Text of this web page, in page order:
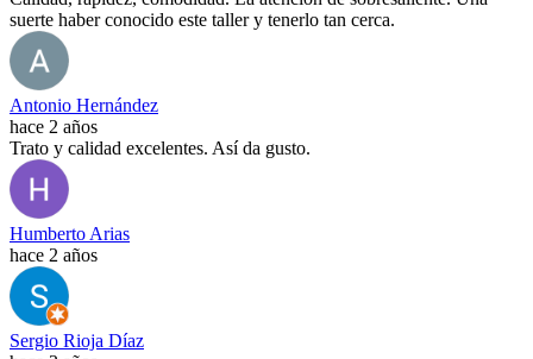
suerte haber conocido este taller y tenerlo tan cerca.
Antonio Hernández
hace 2 años
Trato y calidad excelentes. Así da gusto.
Humberto Arias
hace 2 años
Sergio Rioja Díaz